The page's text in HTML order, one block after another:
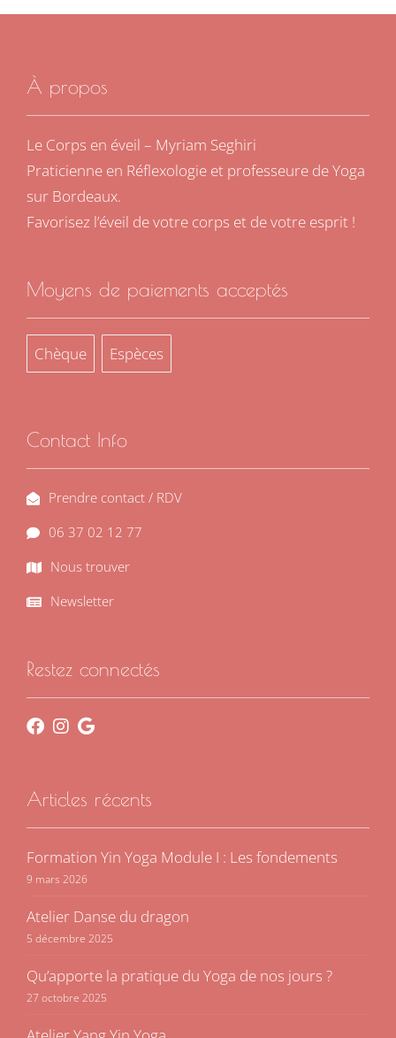
À propos
Le Corps en éveil – Myriam Seghiri
Praticienne en Réflexologie et professeure de Yoga
sur Bordeaux.
Favorisez l’éveil de votre corps et de votre esprit !
Moyens de paiements acceptés
Chèque Espèces
Contact Info
Prendre contact / RDV
06 37 02 12 77
Nous trouver
Newsletter
Restez connectés
Articles récents
Formation Yin Yoga Module I : Les fondements
9 mars 2026
Atelier Danse du dragon
5 décembre 2025
Qu’apporte la pratique du Yoga de nos jours ?
27 octobre 2025